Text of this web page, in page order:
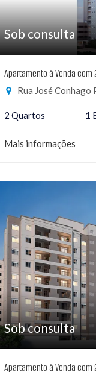
Sob consulta
Apartamento à Venda com
Rua José Conhago
2 Quartos 1
Mais informações
Sob consulta
Apartamento à Venda com